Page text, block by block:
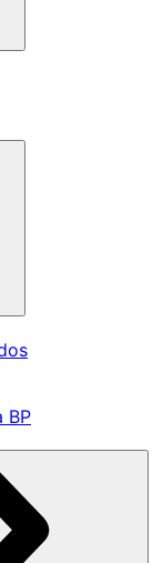
BP